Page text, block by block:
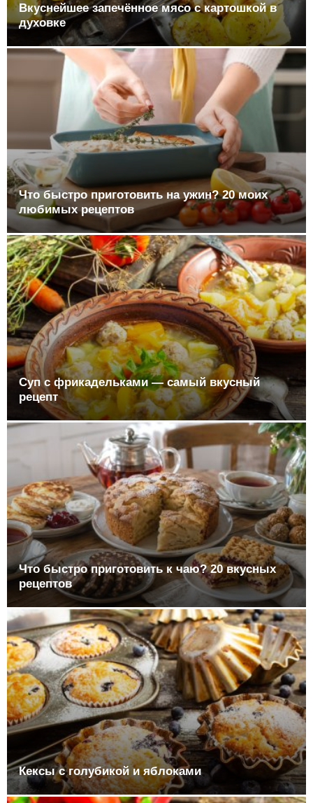
Вкуснейшее запечённое мясо с картошкой в
духовке
Что быстро приготовить на ужин? 20 моих
любимых рецептов
Суп с фрикадельками — самый вкусный
рецепт
Что быстро приготовить к чаю? 20 вкусных
рецептов
Кексы с голубикой и яблоками